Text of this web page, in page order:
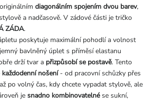
diagonálním spojením dvou barev,
a nadčasově. V zádové části je tričko
ZÁDA.
poskytuje maximální pohodlí a volnost
bavlněný úplet s příměsí elastanu
drží tvar a přizpůsobí se postavě. Tento
nošení- od pracovní schůzky přes
po volný čas, kdy chcete vypadat stylově, ale
je snadno kombinovatelnése sukní,